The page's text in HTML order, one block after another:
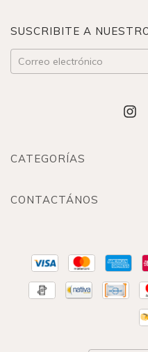
SUSCRIBITE A
CATEGORÍAS
CONTACTÁNOS